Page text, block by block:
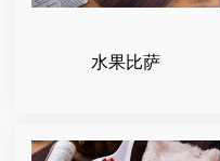
水果比萨